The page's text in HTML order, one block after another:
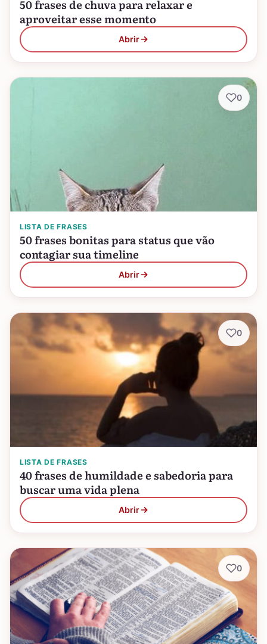
50 frases de chuva para relaxar e
aproveitar esse momento
Abrir
LISTA DE FRASES
50 frases bonitas para status que vão
contagiar sua timeline
Abrir
0
LISTA DE FRASES
40 frases de humildade e sabedoria para
buscar uma vida plena
Abrir
0
0